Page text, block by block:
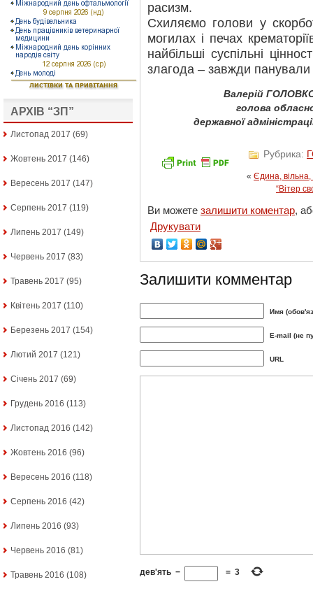
АРХІВ “ЗП”
Листопад 2017 (69)
Жовтень 2017 (146)
Вересень 2017 (147)
Серпень 2017 (119)
Липень 2017 (149)
Червень 2017 (83)
Травень 2017 (95)
Квітень 2017 (110)
Березень 2017 (154)
Лютий 2017 (121)
Січень 2017 (69)
Грудень 2016 (113)
Листопад 2016 (142)
Жовтень 2016 (96)
Вересень 2016 (118)
Серпень 2016 (42)
Липень 2016 (93)
Червень 2016 (81)
Травень 2016 (108)
расизм.
Схиляємо голови у
могилах і печах
найбільші суспільні
злагода – завжди панували
Валерій
голова
державної
Рубрика:
« Єдина,
“Вітер
Ви можете залишити коментар,
Друкувати
Залишити комментар
Имя
E-mail (не
URL
дев'ять − = 3